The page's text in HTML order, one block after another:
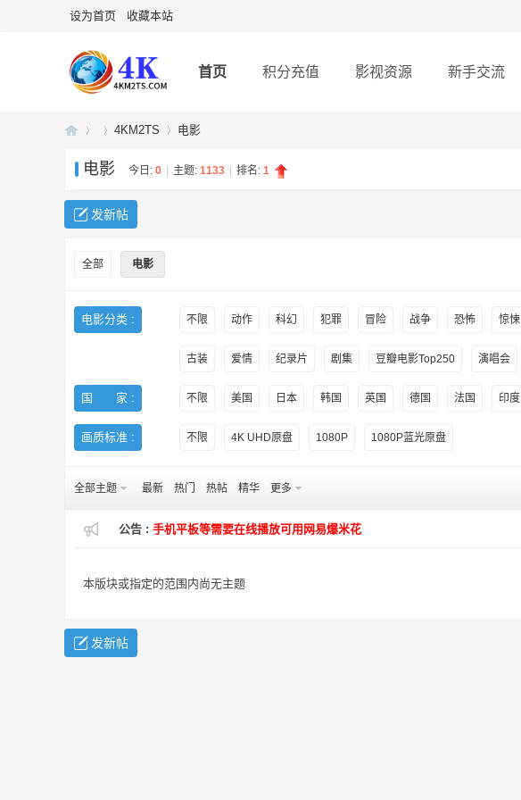
设为首页 收藏本站
首页 积分充值 影视资源 新手交流
4K» ›
4KM2TS 电影
电影 今日: 0 主题: 1133 排名: 1
发新帖
全部 电影
电影分类 : 不限 动作 科幻 犯罪 冒险 战争 恐怖 惊悚
古装 爱情 纪录片 剧集 豆瓣电影Top250 演唱会
国 家 : 不限 美国 日本 韩国 英国 德国 法国 印度
画质标准 : 不限 4K UHD原盘 1080P 1080P蓝光原盘
全部主题 最新 热门 热帖 精华 更多
公告 : 手机平板等需要在线播放可用网易爆米花
本版块或指定的范围内尚无主题
发新帖